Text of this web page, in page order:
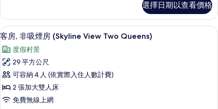
房
(Two
Queen)
的
所
有
相
片
客
房,
非
煙
房
(Two
Queen)
的
詳
情
選擇日期以查看價格
顯
示
客
房,
非
吸
客房內保險箱、書桌、熨斗/熨衣板、
8
客房, 非吸煙房 (Skyline View Two Queens)
度假村景
29 平方公尺
可容納 4 人 (依實際入住人數計費)
2 張加大雙人床
免費無線上網